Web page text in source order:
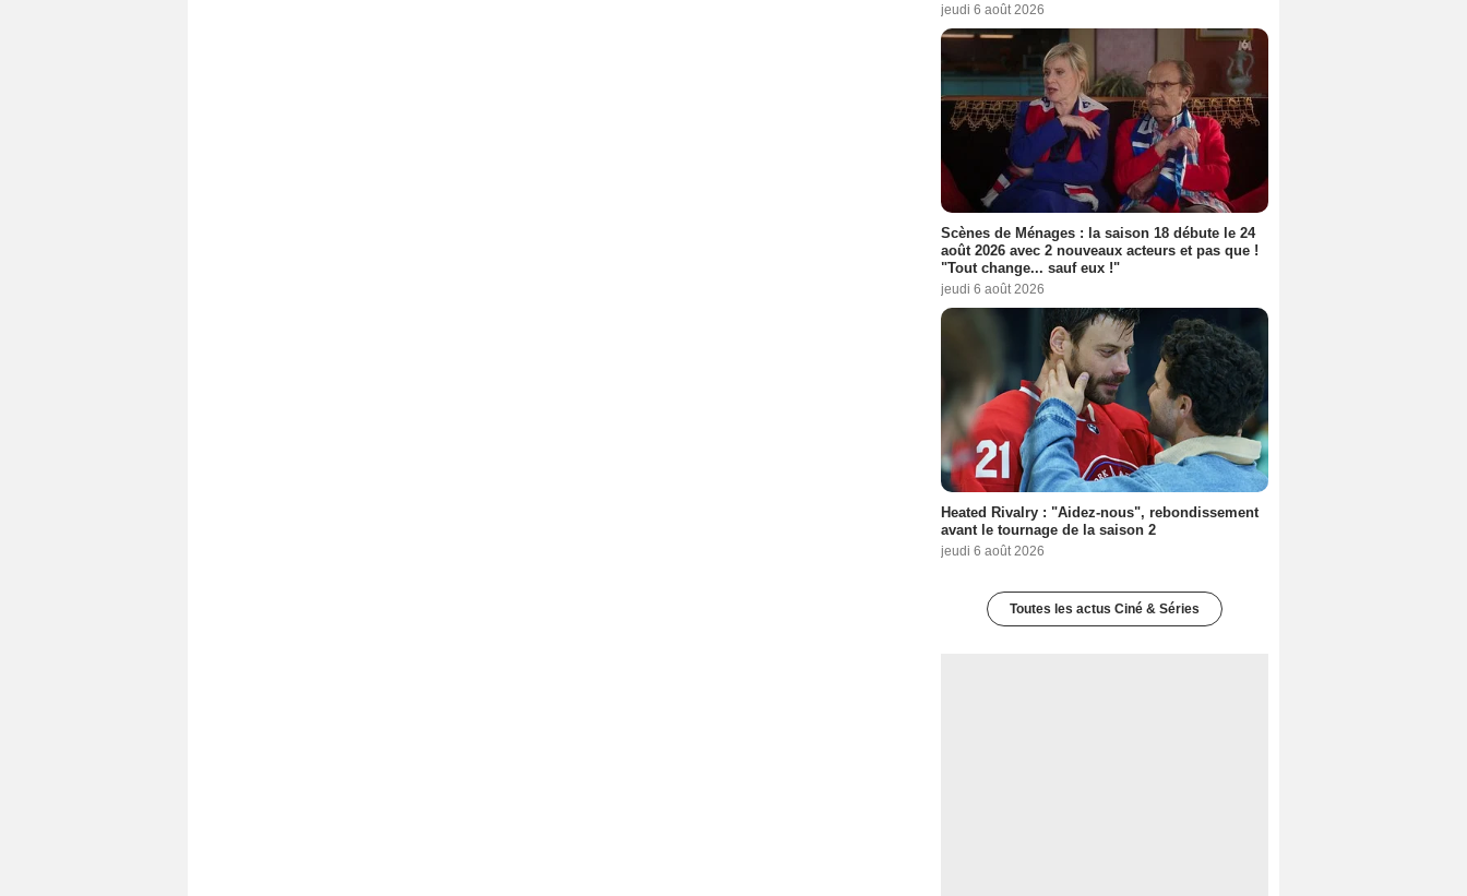
jeudi 6 août 2026
Scènes de Ménages : la saison 18 débute le 24
août 2026 avec 2 nouveaux acteurs et pas que !
"Tout change... sauf eux !"
jeudi 6 août 2026
Heated Rivalry : "Aidez-nous", rebondissement
avant le tournage de la saison 2
jeudi 6 août 2026
Toutes les actus Ciné & Séries